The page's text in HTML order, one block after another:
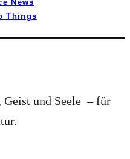
News
Things
Geist und Seele – für